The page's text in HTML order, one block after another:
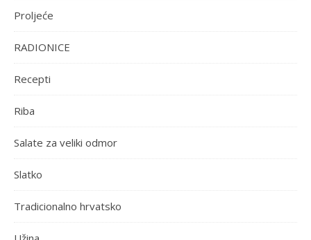
Proljeće
RADIONICE
Recepti
Riba
Salate za veliki odmor
Slatko
Tradicionalno hrvatsko